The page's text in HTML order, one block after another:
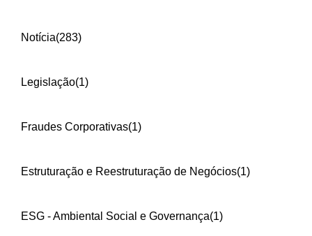
Notícia(283)
Legislação(1)
Fraudes Corporativas(1)
Estruturação e Reestruturação de Negócios(1)
ESG - Ambiental Social e Governança(1)